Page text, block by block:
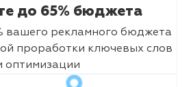
до 65% бюджета
вашего рекламного бюджета
проработки ключевых слов
оптимизации